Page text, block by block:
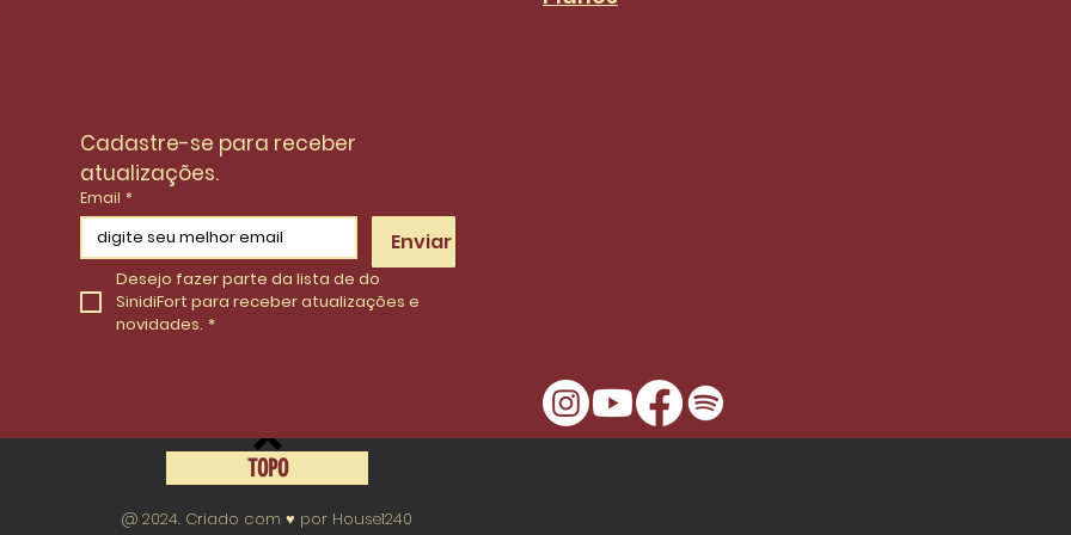
TOPO
Cadastre-se para receber
atualizações.
Email *
Enviar
Desejo fazer parte da lista de do
SinidiFort para receber atualizações e
novidades. *
@ 2024. Criado com ♥ por House1240